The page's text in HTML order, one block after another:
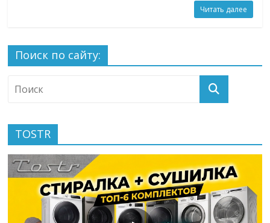
Читать далее
Поиск по сайту:
TOSTR